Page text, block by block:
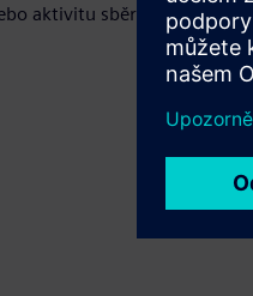
aktivitu sběrnice s